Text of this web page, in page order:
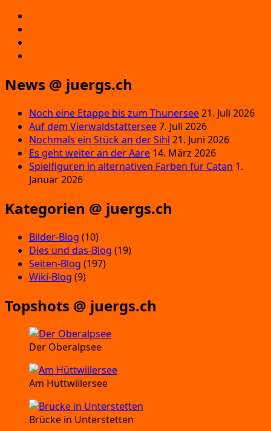
News @ juergs.ch
Noch eine Etappe bis zum Thunersee21. Juli 2026
Auf dem Vierwaldstättersee7. Juli 2026
Nochmals ein Stück an der Sihl 21. Juni 2026
Es geht weiter an der Aare 14. März 2026
Spielfiguren in alternativen Farben für Catan 1.
Januar 2026
Kategorien @ juergs.ch
Bilder-Blog (10)
Dies und das-Blog (19)
Seiten-Blog (197)
Wiki-Blog (9)
Topshots @ juergs.ch
Der Oberalpsee
Am Hüttwiilersee
Brücke in Unterstetten